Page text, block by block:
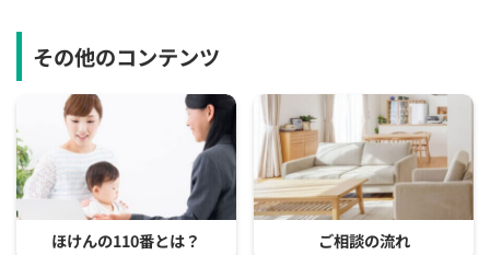
その他のコンテンツ
ほけんの110番とは？ ご相談の流れ